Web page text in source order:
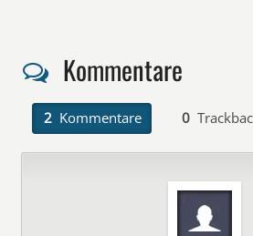
Kommentare
2 Kommentare 0